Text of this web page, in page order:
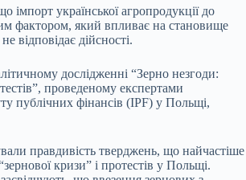
імпорт української агропродукції до
фактором, який впливає на становище
відповідає дійсності.
дослідженні “Зерно незгоди:
проведеному експертами
публічних фінансів (IPF) у Польщі,
правдивість тверджень, що найчастіше
кризи” і протестів у Польщі.